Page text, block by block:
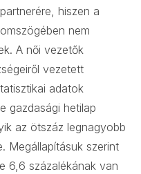
hiszen a
nem
A női vezetők
vezetett
adatok
gazdasági hetilap
az ötszáz legnagyobb
Megállapításuk szerint
6,6 százalékának van